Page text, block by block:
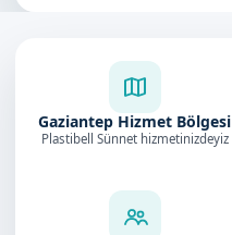
Gaziantep Hizmet Bölgesi
Plastibell Sünnet hizmetinizdeyiz